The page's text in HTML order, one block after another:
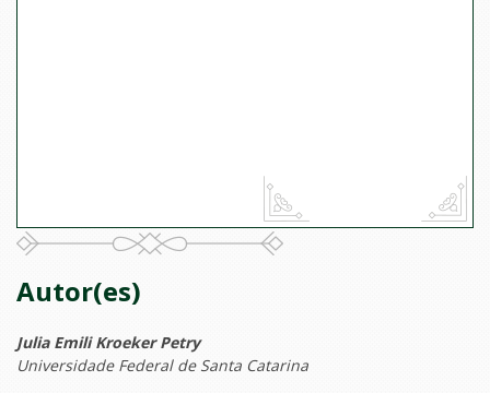
Autor(es)
Julia Emili Kroeker Petry
Universidade Federal de Santa Catarina